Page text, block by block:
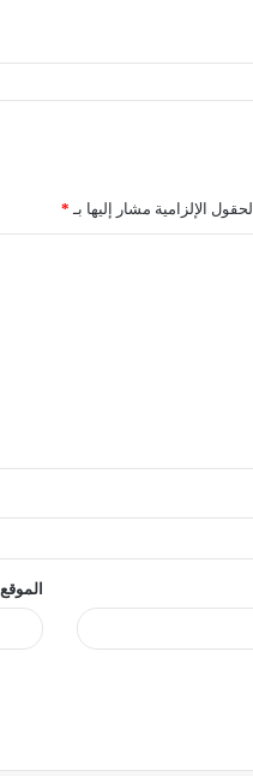
الحقول الإلزامية مشار إليها بـ *